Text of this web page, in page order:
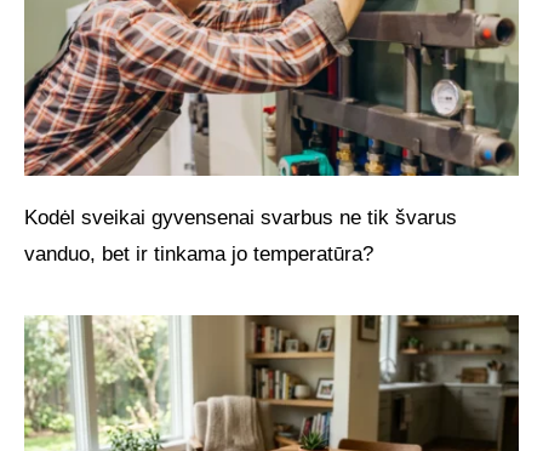
Kodėl sveikai gyvensenai svarbus ne tik švarus
vanduo, bet ir tinkama jo temperatūra?